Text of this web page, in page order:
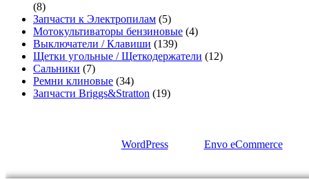
(8)
Запчасти к Электропилам (5)
Мотокультиваторы бензиновые (4)
Выключатели / Клавиши (139)
Щетки угольные / Щеткодержатели (12)
Сальники (7)
Ремни клиновые (34)
Запчасти Briggs&Stratton (19)
WordPress Envo eCommerce